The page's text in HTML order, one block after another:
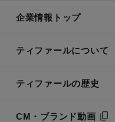
企業情報トップ
ティファールについて
ティファールの歴史
CM・ブランド動画